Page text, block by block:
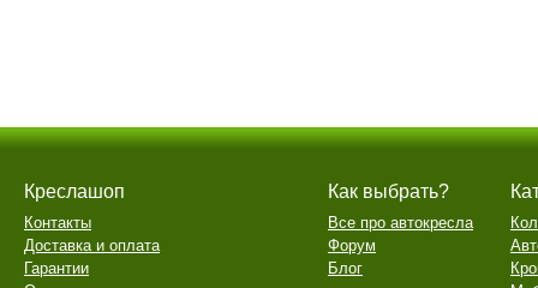
Креслашоп
Контакты
Доставка и оплата
Гарантии
Как выбрать?
Все про автокресла
Форум
Блог